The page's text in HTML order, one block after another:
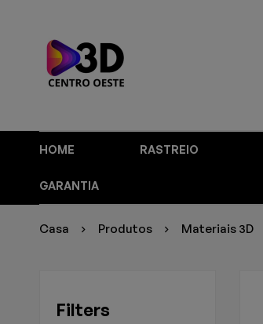
HOME RASTREIO
GARANTIA
Casa Produtos Materiais 3D
Filters